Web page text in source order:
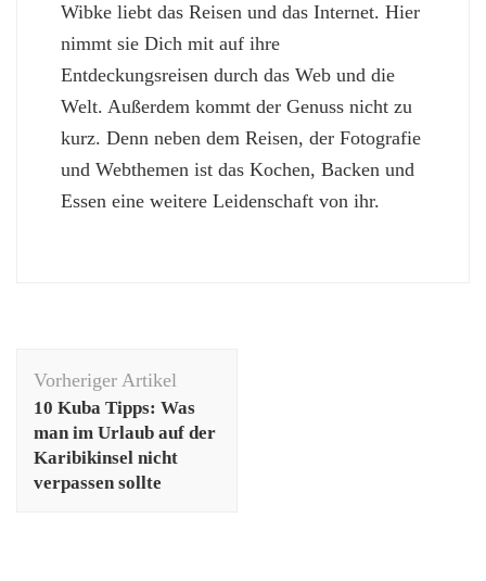
Wibke liebt das Reisen und das Internet. Hier
nimmt sie Dich mit auf ihre
Entdeckungsreisen durch das Web und die
Welt. Außerdem kommt der Genuss nicht zu
kurz. Denn neben dem Reisen, der Fotografie
und Webthemen ist das Kochen, Backen und
Essen eine weitere Leidenschaft von ihr.
Vorheriger Artikel
10 Kuba Tipps: Was
man im Urlaub auf der
Karibikinsel nicht
verpassen sollte